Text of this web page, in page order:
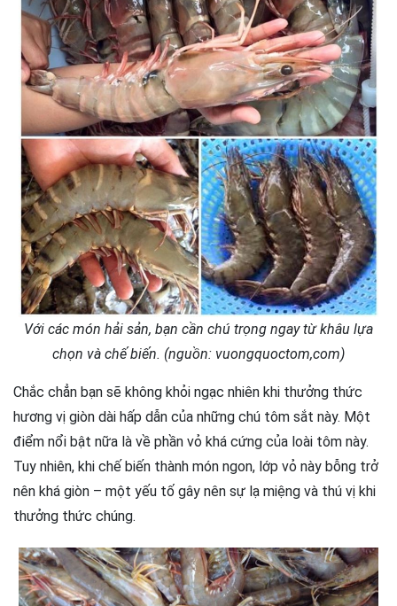
Với các món hải sản, bạn cần chú trọng ngay từ khâu lựa
chọn và chế biến. (nguồn: vuongquoctom,com)
Chắc chẳn bạn sẽ không khỏi ngạc nhiên khi thưởng thức
hương vị giòn dài hấp dẫn của những chú tôm sắt này. Một
điểm nổi bật nữa là về phần vỏ khá cứng của loài tôm này.
Tuy nhiên, khi chế biến thành món ngon, lớp vỏ này bỗng trở
nên khá giòn – một yếu tố gây nên sự lạ miệng và thú vị khi
thưởng thức chúng.